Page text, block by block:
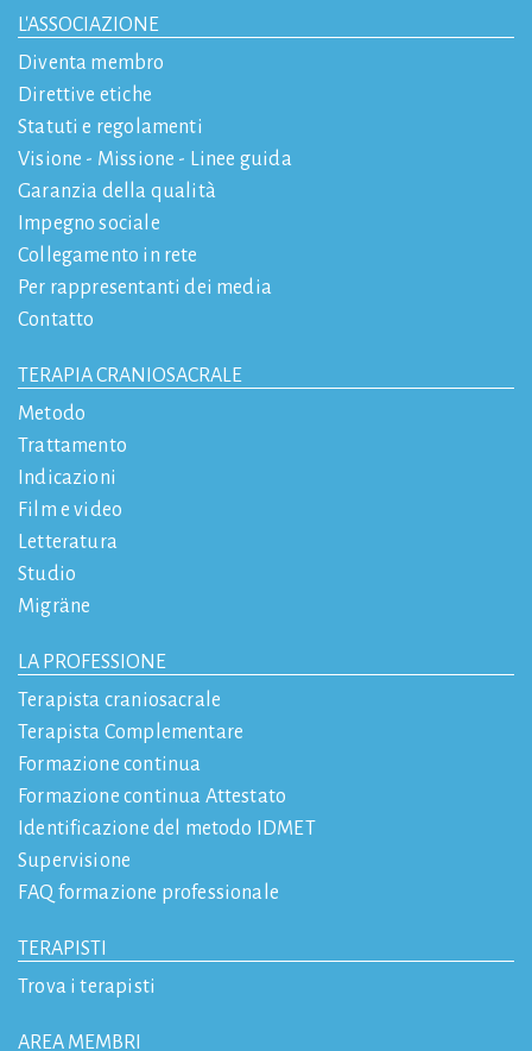
L'ASSOCIAZIONE
Diventa membro
Direttive etiche
Statuti e regolamenti
Visione - Missione - Linee guida
Garanzia della qualità
Impegno sociale
Collegamento in rete
Per rappresentanti dei media
Contatto
TERAPIA CRANIOSACRALE
Metodo
Trattamento
Indicazioni
Film e video
Letteratura
Studio
Migräne
LA PROFESSIONE
Terapista craniosacrale
Terapista Complementare
Formazione continua
Formazione continua Attestato
Identificazione del metodo IDMET
Supervisione
FAQ formazione professionale
TERAPISTI
Trova i terapisti
AREA MEMBRI